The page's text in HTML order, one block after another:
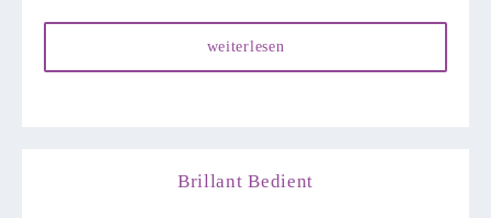
weiterlesen
Brillant Bedient